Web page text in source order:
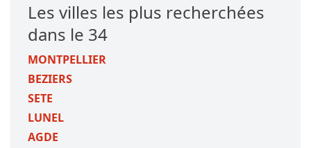
Les villes les plus recherchées
dans le 34
MONTPELLIER
BEZIERS
SETE
LUNEL
AGDE